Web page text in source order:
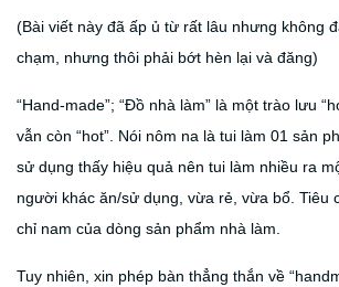
(Bài viết này đã ấp ủ từ rất lâu nhưng không
chạm, nhưng thôi phải bớt hèn lại và đăng)
“Hand-made”; “Đồ nhà làm” là một trào lưu
vẫn còn “hot”. Nói nôm na là tui làm 01 sản
sử dụng thấy hiệu quả nên tui làm nhiều ra
người khác ăn/sử dụng, vừa rẻ, vừa bổ. Tiêu
chỉ nam của dòng sản phẩm nhà làm.
Tuy nhiên, xin phép bàn thẳng thắn về